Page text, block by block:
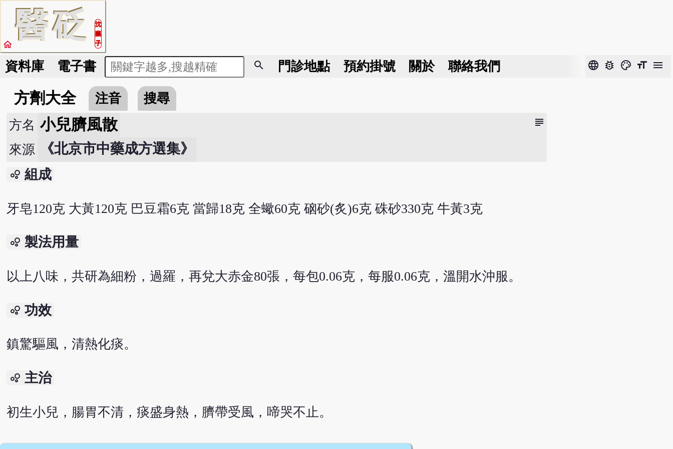
醫砭
沈
藥
子
home
資料庫 電子書 search 門診地點 預約掛號 關於 聯絡我們 language bug_report color_lens format_size menu
方劑大全 注音 搜尋
subject
方名 小兒臍風散
來源 《北京市中藥成方選集》
bubble_chart 組成
牙皂120克 大黃120克 巴豆霜6克 當歸18克 全蠍60克 硇砂(炙)6克 硃砂330克 牛黃3克
bubble_chart 製法用量
以上八味，共研為細粉，過羅，再兌大赤金80張，每包0.06克，每服0.06克，溫開水沖服。
bubble_chart 功效
鎮驚驅風，清熱化痰。
bubble_chart 主治
初生小兒，腸胃不清，痰盛身熱，臍帶受風，啼哭不止。